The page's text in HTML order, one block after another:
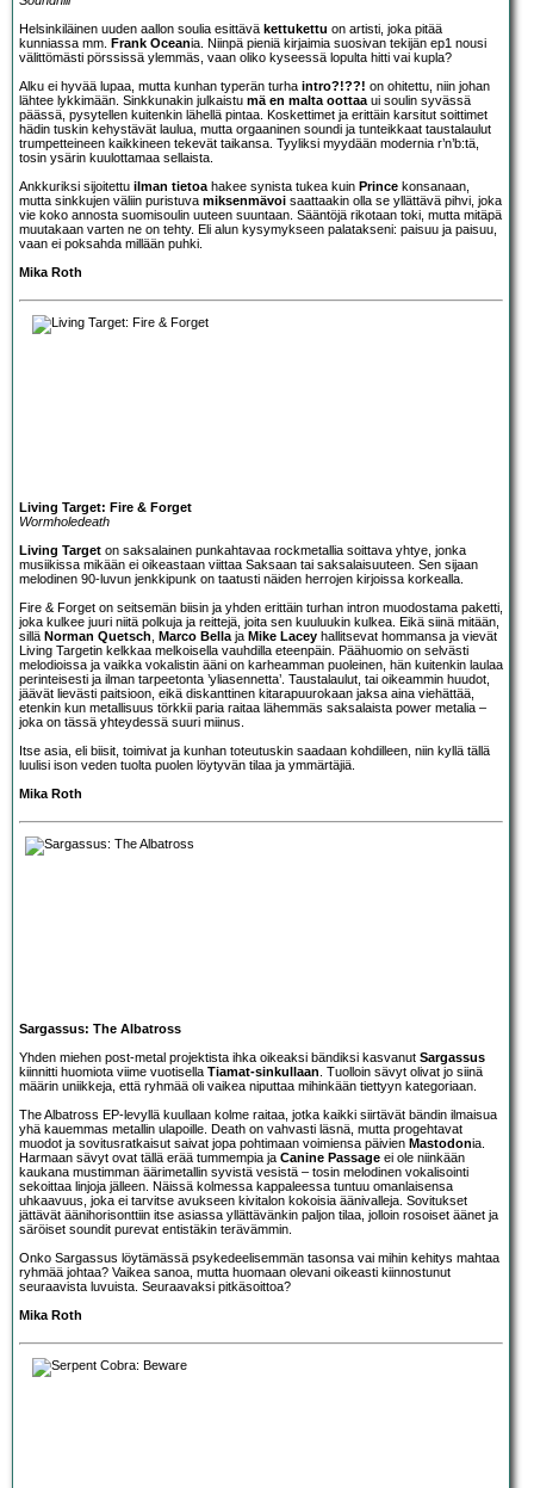
Helsinkiläinen uuden aallon soulia esittävä kettukettu on artisti, joka pitää
kunniassa mm. Frank Oceania. Niinpä pieniä kirjaimia suosivan tekijän ep1 nousi
välittömästi pörssissä ylemmäs, vaan oliko kyseessä lopulta hitti vai kupla?
Alku ei hyvää lupaa, mutta kunhan typerän turha intro?!??! on ohitettu, niin johan
lähtee lykkimään. Sinkkunakin julkaistu mä en malta oottaa ui soulin syvässä
päässä, pysytellen kuitenkin lähellä pintaa. Koskettimet ja erittäin karsitut soittimet
hädin tuskin kehystävät laulua, mutta orgaaninen soundi ja tunteikkaat taustalaulut
trumpetteineen kaikkineen tekevät taikansa. Tyyliksi myydään modernia r’n’b:tä,
tosin ysärin kuulottamaa sellaista.
Ankkuriksi sijoitettu ilman tietoa hakee synista tukea kuin Prince konsanaan,
mutta sinkkujen väliin puristuva miksenmävoi saattaakin olla se yllättävä pihvi, joka
vie koko annosta suomisoulin uuteen suuntaan. Sääntöjä rikotaan toki, mutta mitäpä
muutakaan varten ne on tehty. Eli alun kysymykseen palatakseni: paisuu ja paisuu,
vaan ei poksahda millään puhki.
Mika Roth
Living Target: Fire & Forget
Wormholedeath
Living Target on saksalainen punkahtavaa rockmetallia soittava yhtye, jonka
musiikissa mikään ei oikeastaan viittaa Saksaan tai saksalaisuuteen. Sen sijaan
melodinen 90-luvun jenkkipunk on taatusti näiden herrojen kirjoissa korkealla.
Fire & Forget on seitsemän biisin ja yhden erittäin turhan intron muodostama paketti,
joka kulkee juuri niitä polkuja ja reittejä, joita sen kuuluukin kulkea. Eikä siinä mitään,
sillä Norman Quetsch Marco Bella ja Mike Lacey hallitsevat hommansa ja vievät
Living Targetin kelkkaa melkoisella vauhdilla eteenpäin. Päähuomio on selvästi
melodioissa ja vaikka vokalistin ääni on karheamman puoleinen, hän kuitenkin laulaa
perinteisesti ja ilman tarpeetonta ’yliasennetta’. Taustalaulut, tai oikeammin huudot,
jäävät lievästi paitsioon, eikä diskanttinen kitarapuurokaan jaksa aina viehättää,
etenkin kun metallisuus törkkii paria raitaa lähemmäs saksalaista power metalia –
joka on tässä yhteydessä suuri miinus.
Itse asia, eli biisit, toimivat ja kunhan toteutuskin saadaan kohdilleen, niin kyllä tällä
luulisi ison veden tuolta puolen löytyvän tilaa ja ymmärtäjiä.
Mika Roth
Sargassus: The Albatross
Yhden miehen post-metal projektista ihka oikeaksi bändiksi kasvanut Sargassus
kiinnitti huomiota viime vuotisella Tiamat-sinkullaan . Tuolloin sävyt olivat jo siinä
määrin uniikkeja, että ryhmää oli vaikea niputtaa mihinkään tiettyyn kategoriaan.
The Albatross EP-levyllä kuullaan kolme raitaa, jotka kaikki siirtävät bändin ilmaisua
yhä kauemmas metallin ulapoille. Death on vahvasti läsnä, mutta progehtavat
muodot ja sovitusratkaisut saivat jopa pohtimaan voimiensa päivien Mastodonia.
Harmaan sävyt ovat tällä erää tummempia ja Canine Passage ei ole niinkään
kaukana mustimman äärimetallin syvistä vesistä – tosin melodinen vokalisointi
sekoittaa linjoja jälleen. Näissä kolmessa kappaleessa tuntuu omanlaisensa
uhkaavuus, joka ei tarvitse avukseen kivitalon kokoisia äänivalleja. Sovitukset
jättävät äänihorisonttiin itse asiassa yllättävänkin paljon tilaa, jolloin rosoiset äänet ja
säröiset soundit purevat entistäkin terävämmin.
Onko Sargassus löytämässä psykedeelisemmän tasonsa vai mihin kehitys mahtaa
ryhmää johtaa? Vaikea sanoa, mutta huomaan olevani oikeasti kiinnostunut
seuraavista luvuista. Seuraavaksi pitkäsoittoa?
Mika Roth